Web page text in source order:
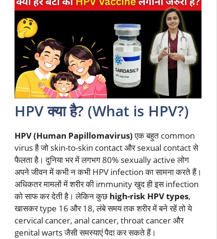
HPV क्या है? (What is HPV?)
HPV (Human Papillomavirus)एक बहुत common
virus है जो skin-to-skin contact और sexual contact से
फैलता है। दुनिया भर में लगभग 80% sexually active लोग
अपने जीवन में कभी न कभी HPV infection का सामना करते हैं।
अधिकतर मामलों में शरीर की immunity खुद ही इस infection
को साफ कर देती है। लेकिन कुछ high-risk HPV types,
खासकर type 16 और 18, लंबे समय तक शरीर में बने रहें तो ये
cervical cancer, anal cancer, throat cancer और
genital warts जैसी समस्याएं पैदा कर सकते हैं।